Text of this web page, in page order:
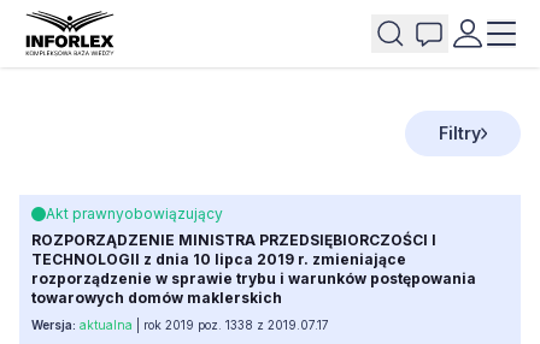
Filtry
Akt prawnyobowiązujący
ROZPORZĄDZENIE MINISTRA PRZEDSIĘBIORCZOŚCI I
TECHNOLOGII z dnia 10 lipca 2019 r. zmieniające
rozporządzenie w sprawie trybu i warunków postępowania
towarowych domów maklerskich
Wersja: aktualna | rok 2019 poz. 1338 z 2019.07.17